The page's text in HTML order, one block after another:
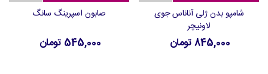
شامپو بدن ژلی آناناس جوی
لاونیچر
845,000 تومان
صابون اسپرینگ سانگ
545,000 تومان